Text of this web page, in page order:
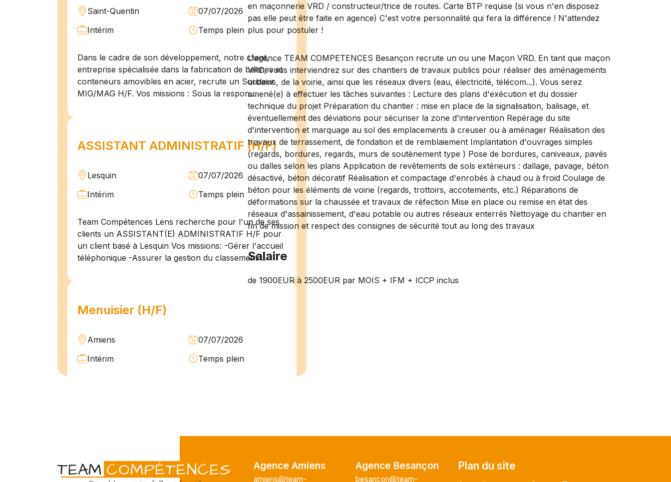
Saint-Quentin
07/07/2026
Intérim
Temps plein
Dans le cadre de son développement, notre client,
entreprise spécialisée dans la fabrication de bennes et
conteneurs amovibles en acier, recrute un Soudeur
MIG/MAG H/F. Vos missions : Sous la respon...
ASSISTANT ADMINISTRATIF (H/F)
Lesquin
07/07/2026
Intérim
Temps plein
Team Compétences Lens recherche pour l'un de ses
clients un ASSISTANT(E) ADMINISTRATIF H/F pour
un client basé à Lesquin Vos missions: -Gérer l'accueil
téléphonique -Assurer la gestion du classement ...
Menuisier (H/F)
Amiens
07/07/2026
Intérim
Temps plein
Technicien de maintenance H/F
en maçonnerie VRD / constructeur/trice de routes. Carte BTP requise (si vous n'en disposez
pas elle peut être faite en agence) C'est votre personnalité qui fera la différence ! N'attendez
plus pour postuler !
L'agence TEAM COMPETENCES Besançon recrute un ou une Maçon VRD. En tant que maçon
VRD, vous interviendrez sur des chantiers de travaux publics pour réaliser des aménagements
urbains, de la voirie, ainsi que les réseaux divers (eau, électricité, télécom...). Vous serez
amené(e) à effectuer les tâches suivantes : Lecture des plans d'exécution et du dossier
technique du projet Préparation du chantier : mise en place de la signalisation, balisage, et
éventuellement des déviations pour sécuriser la zone d'intervention Repérage du site
d'intervention et marquage au sol des emplacements à creuser ou à aménager Réalisation des
travaux de terrassement, de fondation et de remblaiement Implantation d'ouvrages simples
(regards, bordures, regards, murs de soutènement type ) Pose de bordures, caniveaux, pavés
ou dalles selon les plans Application de revêtements de sols extérieurs : dallage, pavage, béton
désactivé, béton décoratif Réalisation et compactage d'enrobés à chaud ou à froid Coulage de
béton pour les éléments de voirie (regards, trottoirs, accotements, etc.) Réparations de
déformations sur la chaussée et travaux de réfection Mise en place ou remise en état des
réseaux d'assainissement, d'eau potable ou autres réseaux enterrés Nettoyage du chantier en
fin de mission et respect des consignes de sécurité tout au long des travaux
Salaire
de 1900EUR à 2500EUR par MOIS + IFM + ICCP inclus
Agence Amiens
amiens@team-
Agence Besançon
besancon@team-
Plan du site